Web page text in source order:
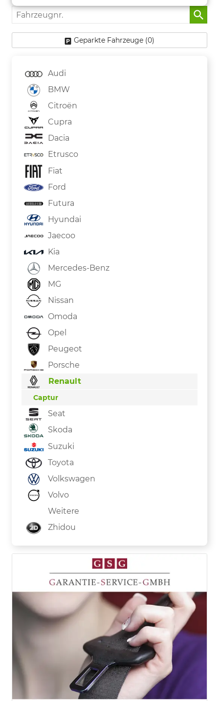
Fahrzeugnr.
Geparkte Fahrzeuge (0)
Audi
BMW
Citroën
Cupra
Dacia
Etrusco
Fiat
Ford
Futura
Hyundai
Jaecoo
Kia
Mercedes-Benz
MG
Nissan
Omoda
Opel
Peugeot
Porsche
Renault
Captur
Seat
Skoda
Suzuki
Toyota
Volkswagen
Volvo
Weitere
Zhidou